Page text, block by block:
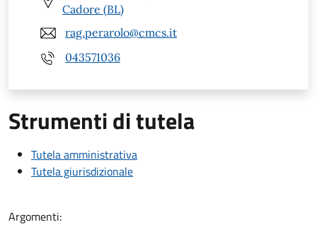
Cadore (BL)
rag.perarolo@cmcs.it
043571036
Strumenti di tutela
Tutela amministrativa
Tutela giurisdizionale
Argomenti: